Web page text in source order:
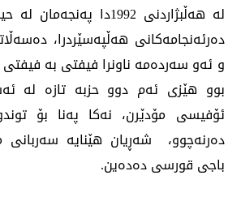
لە هەڵبژاردنی 1992دا
دەرئەنجامەكانی هەڵپەسێردرا،
بوو هێزی ئەم دوو حزبە تازە لە
ئۆفیسی مۆدێرن، نەكا پەنا بۆ
دەرنەچوو، شەڕیان هێنایە سەربانی
باجی قورسی دەدەین.